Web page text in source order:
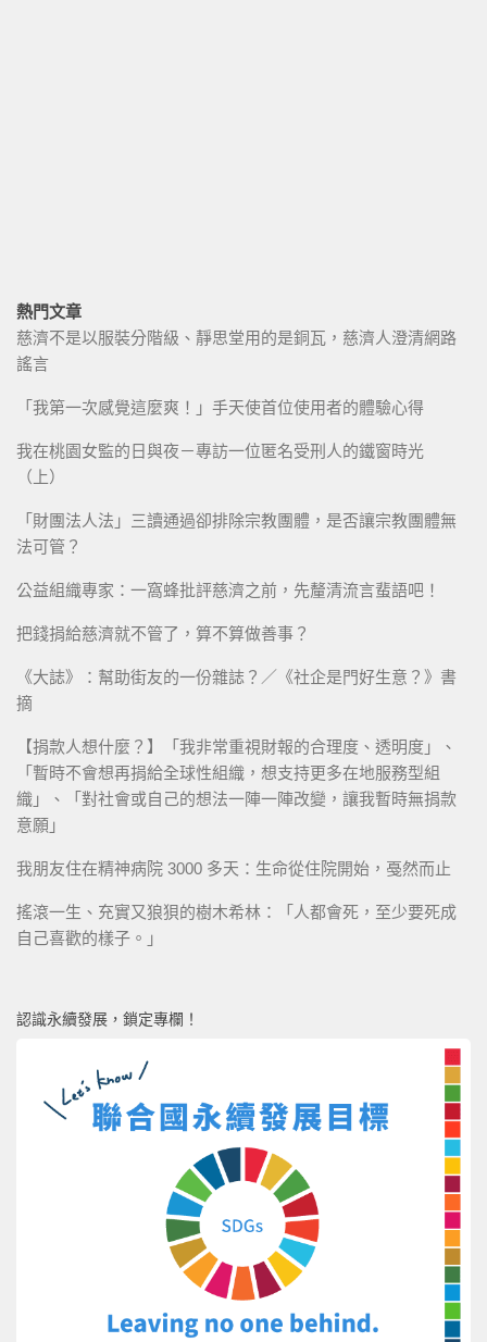
熱門文章
慈濟不是以服裝分階級、靜思堂用的是銅瓦，慈濟人澄清網路
謠言
「我第一次感覺這麼爽！」手天使首位使用者的體驗心得
我在桃園女監的日與夜－專訪一位匿名受刑人的鐵窗時光
（上）
「財團法人法」三讀通過卻排除宗教團體，是否讓宗教團體無
法可管？
公益組織專家：一窩蜂批評慈濟之前，先釐清流言蜚語吧！
把錢捐給慈濟就不管了，算不算做善事？
《大誌》：幫助街友的一份雜誌？／《社企是門好生意？》書
摘
【捐款人想什麼？】「我非常重視財報的合理度、透明度」、
「暫時不會想再捐給全球性組織，想支持更多在地服務型組
織」、「對社會或自己的想法一陣一陣改變，讓我暫時無捐款
意願」
我朋友住在精神病院 3000 多天：生命從住院開始，戞然而止
搖滾一生、充實又狼狽的樹木希林：「人都會死，至少要死成
自己喜歡的樣子。」
認識永續發展，鎖定專欄！